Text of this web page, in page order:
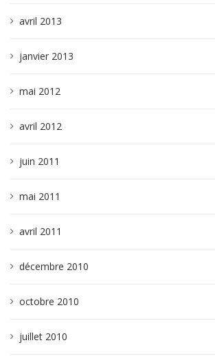
avril 2013
janvier 2013
mai 2012
avril 2012
juin 2011
mai 2011
avril 2011
décembre 2010
octobre 2010
juillet 2010